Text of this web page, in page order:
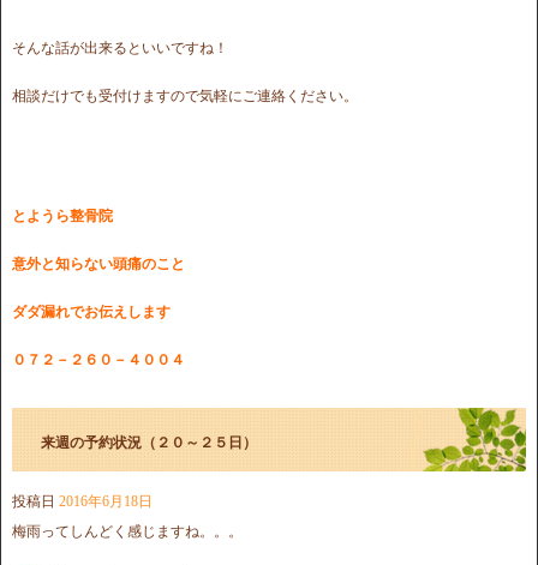
そんな話が出来るといいですね！
相談だけでも受付けますので気軽にご連絡ください。
とようら整骨院
意外と知らない頭痛のこと
ダダ漏れでお伝えします
０７２－２６０－４００４
来週の予約状況（２０～２５日）
投稿日 2016年6月18日
梅雨ってしんどく感じますね。。。